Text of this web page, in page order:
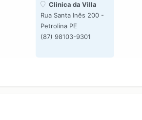
Clinica da Villa
Rua Santa Inês 200 -
Petrolina PE
(87) 98103-9301